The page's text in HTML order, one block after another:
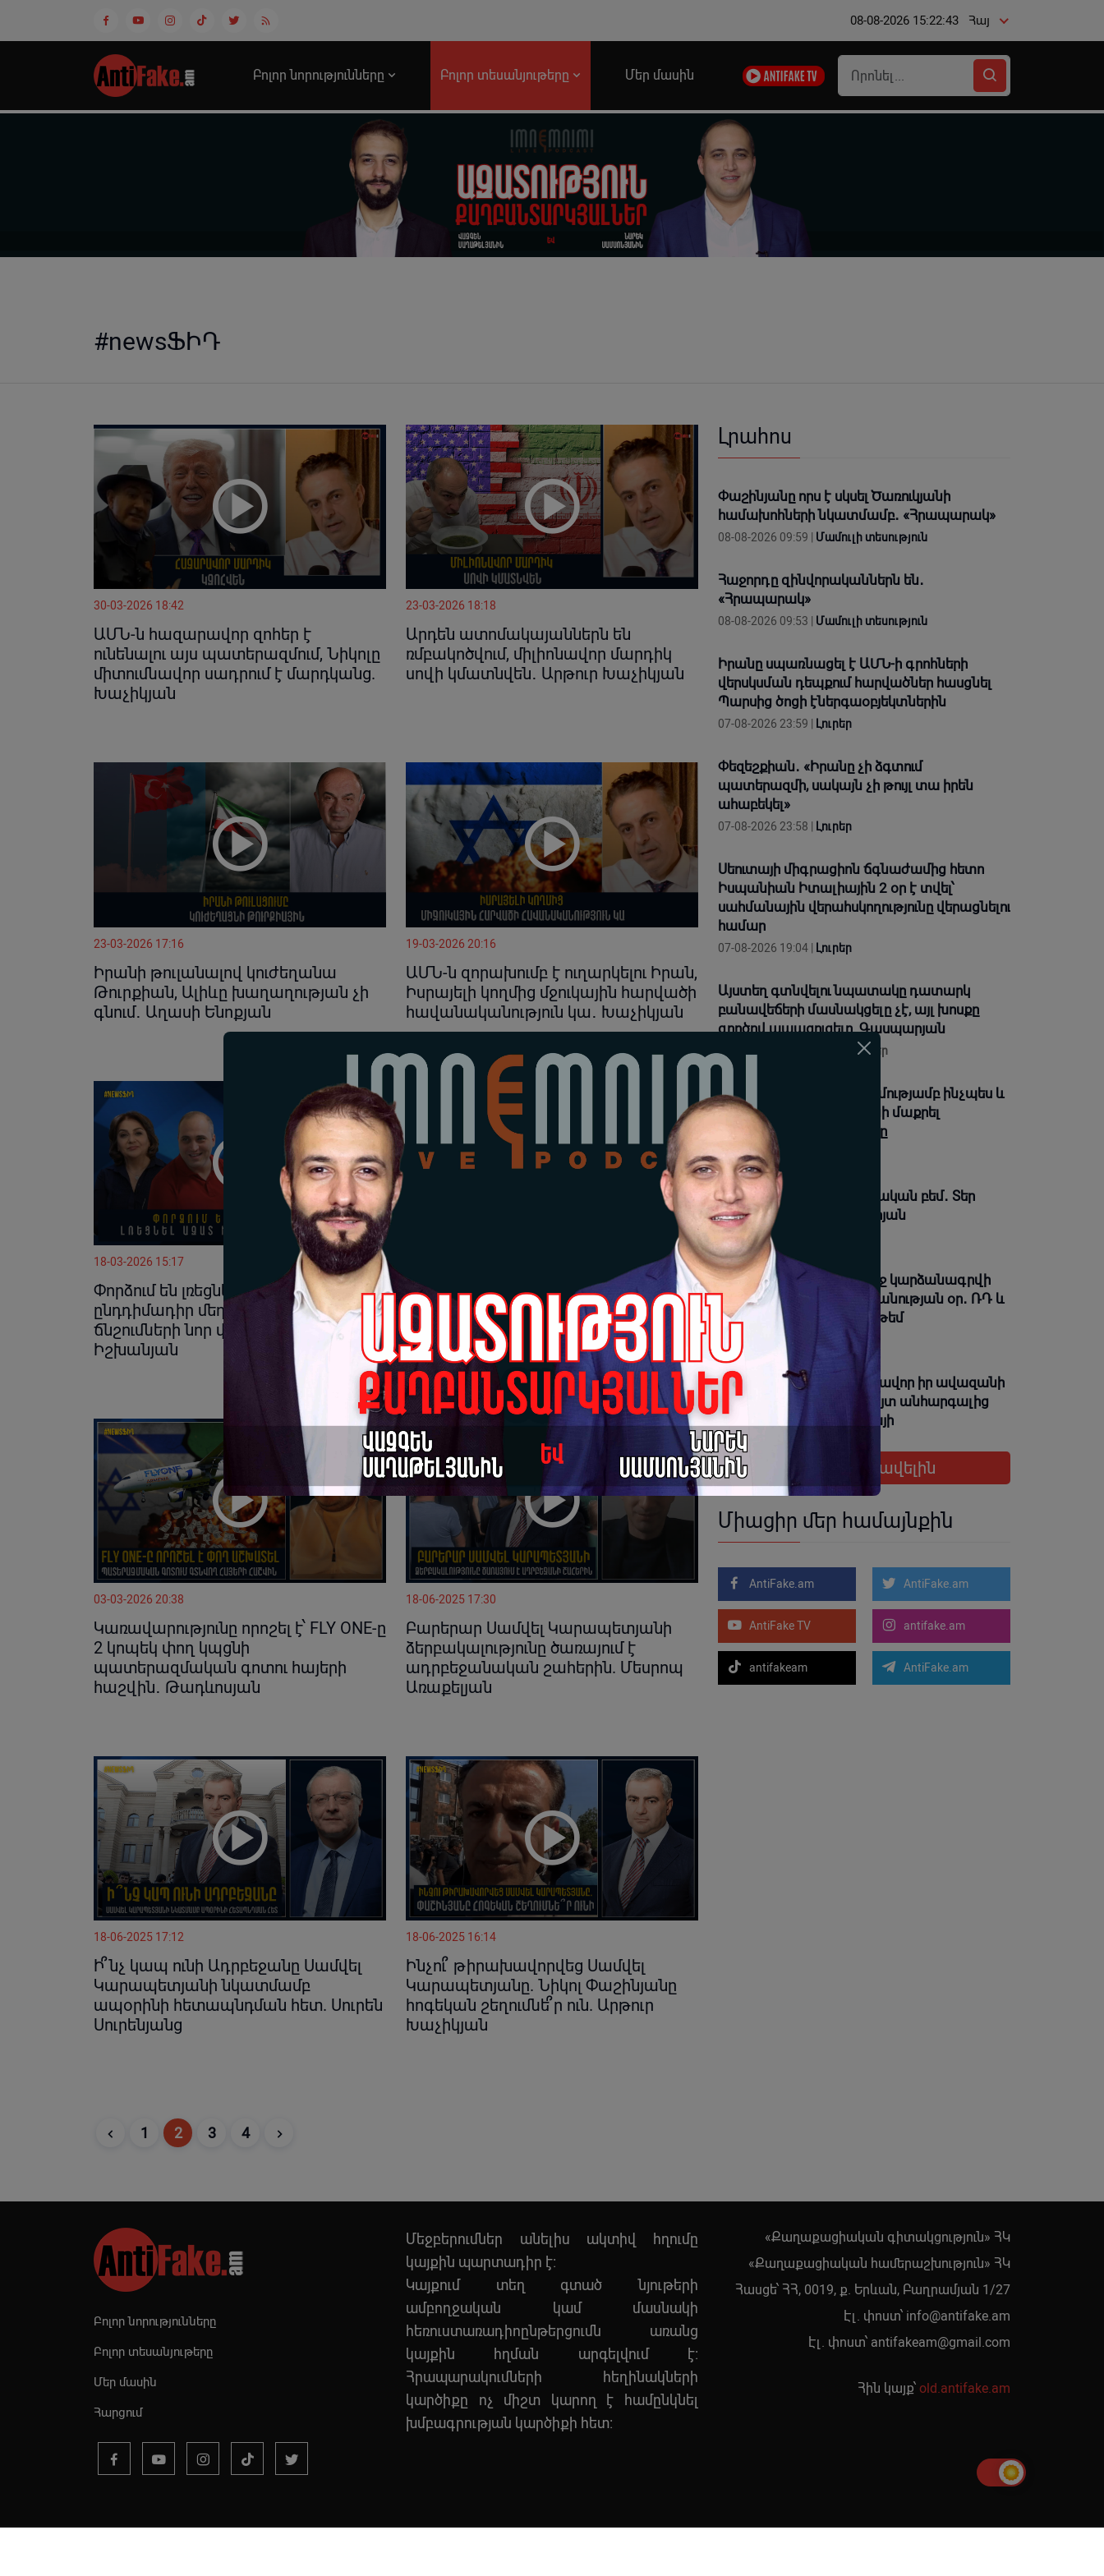
08-08-2026 15:22:44 Հայ
Բոլոր նորությունները Բոլոր տեսանյութերը Մեր մասին
#newsՖԻԴ
30-03-2026 18:42
ԱՄՆ-ն հազարավոր զոհեր է
ունենալու այս պատերազմում, Նիկոլը
միտումնավոր սադրում է մարդկանց.
Խաչիկյան
23-03-2026 18:18
Արդեն ատոմակայաններն են
ռմբակոծվում, միլիոնավոր մարդիկ
սովի կմատնվեն․ Արթուր Խաչիկյան
23-03-2026 17:16
Իրանի թուլանալով կուժեղանա
Թուրքիան, Ալիևը խաղաղության չի
գնում․ Աղասի Ենոքյան
19-03-2026 20:16
ԱՄՆ-ն զորախումբ է ուղարկելու Իրան,
Իսրայելի կողմից մջուկային հարվածի
հավանականություն կա․ Խաչիկյան
18-03-2026 15:17
Փորձում են լռեցնել ազատ խոսքը,
ընդդիմադիր մեդիաների նկատմամբ
ճնշումների նոր փուլ է սկսվել․
Իշխանյան
Երրորդ համաշխարհային
պատերազմ կլինի՞, 18 երկիր
ներգրավված են Իրանի դեմ
պատերազմում․ Արթուր Խաչիկյան
03-03-2026 20:38
Կառավարությունը որոշել է՝ FLY ONE-ը
2 կոպեկ փող կպցնի
պատերազմական գոտու հայերի
հաշվին․ Թադևոսյան
18-06-2025 17:30
Բարերար Սամվել Կարապետյանի
ձերբակալությունը ծառայում է
ադրբեջանական շահերին. Մեսրոպ
Առաքելյան
18-06-2025 17:12
Ի՞նչ կապ ունի Ադրբեջանը Սամվել
Կարապետյանի նկատմամբ
ապօրինի հետապնդման հետ. Սուրեն
Սուրենյանց
18-06-2025 16:14
Ինչու՞ թիրախավորվեց Սամվել
Կարապետյանը. Նիկոլ Փաշինյանը
հոգեկան շեղումնե՞ր ուն. Արթուր
Խաչիկյան
1 2 3 4
Լրահոս
Փաշինյանը որս է սկսել Ծառուկյանի
համախոհների նկատմամբ․ «Հրապարակ»
08-08-2026 09:59 | Մամուլի տեսություն
Հաջորդը զինվորականներն են․
«Հրապարակ»
08-08-2026 09:53 | Մամուլի տեսություն
Իրանը սպառնացել է ԱՄՆ-ի գրոհների
վերսկսման դեպքում հարվածներ հասցնել
Պարսից ծոցի էներգաօբյեկտներին
07-08-2026 23:59 | Լուրեր
Փեզեշքիան․ «Իրանը չի ձգտում
պատերազմի, սակայն չի թույլ տա իրեն
ահաբեկել»
07-08-2026 23:58 | Լուրեր
Սեուտայի միգրացիոն ճգնաժամից հետո
Իսպանիան Իտալիային 2 օր է տվել՝
սահմանային վերահսկողությունը վերացնելու
համար
07-08-2026 19:04 | Լուրեր
Այստեղ գտնվելու նպատակը դատարկ
բանավեճերի մասնակցելը չէ, այլ խոսքը
գործով ապացուցելը. Գասպարյան
07-08-2026 18:35 | Տեսանյութեր
Չգիտես, թե Աստծո ողորմությամբ ինչպես և
ինչ գնով հնարավոր կլինի մաքրել
ապագայում այս խարանը
07-08-2026 18:31 |
Դատարա՞ն, թե՞ քաղաքական բեմ․ Տեր
Մուշե քահանա Ենգիբարյան
07-08-2026 18:30 |
Այս օրը պատմության մեջ կարձանագրվի
որպես ամոթի ու դավաճանության օր․ ՌԴ և
Նոր Նախիջևանի հայոց թեմ
07-08-2026 18:28 | Լուրեր
Հոգևորականին միտումնավոր իր ավազանի
անունով կոչելը բացահայտ անհարգալից
վերաբերմունք է. Տեր Եսայի
07-08-2026 18:26 |
Ցուցադրել ավելին
Միացիր մեր համայնքին
AntiFake.am AntiFake.am
AntiFake TV antifake.am
antifakeam AntiFake.am
Բոլոր նորությունները
Բոլոր տեսանյութերը
Մեր մասին
Հարցում
Մեջբերումներ անելիս ակտիվ հղումը
կայքին պարտադիր է:
Կայքում տեղ գտած նյութերի
ամբողջական կամ մասնակի
հեռուստառադիոընթերցումն առանց
կայքին հղման արգելվում է:
Հրապարակումների հեղինակների
կարծիքը ոչ միշտ կարող է համընկնել
խմբագրության կարծիքի հետ:
«Քաղաքացիական գիտակցություն» ՀԿ
«Քաղաքացիական համերաշխություն» ՀԿ
Հասցե՝ ՀՀ, 0019, ք. Երևան, Բաղրամյան 1/27
Էլ. փոստ՝ info@antifake.am
Էլ. փոստ՝ antifakeam@gmail.com
Հին կայք՝ old.antifake.am